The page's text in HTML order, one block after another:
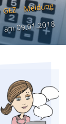
GEZ Meldung
am09.01.2018